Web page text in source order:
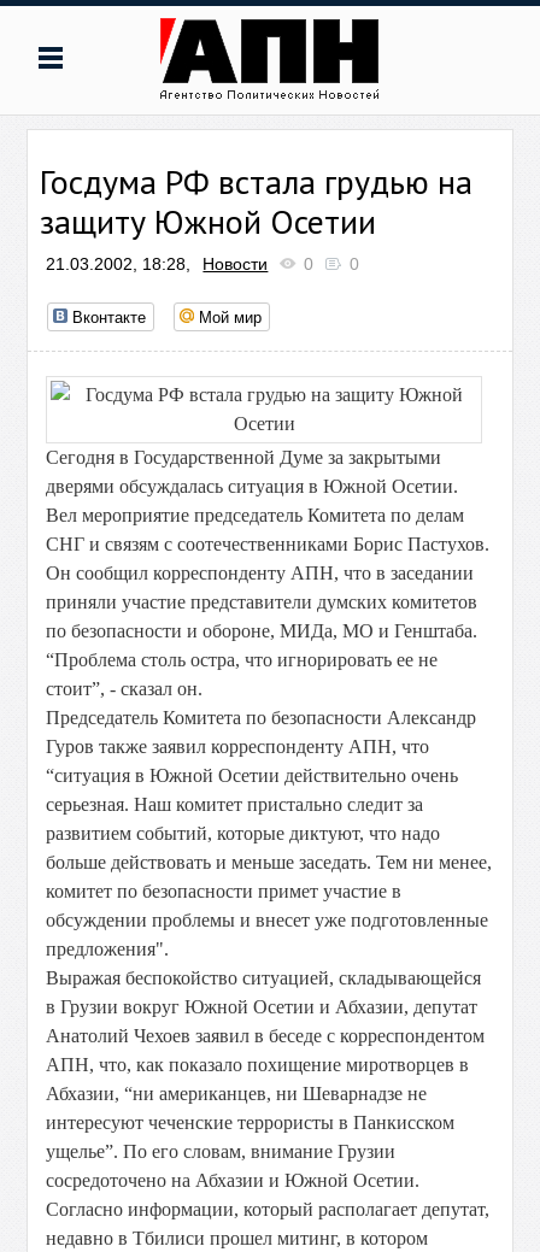
Госдума РФ встала грудью на
защиту Южной Осетии
21.03.2002, 18:28, Новости 0 0
Вконтакте Мой мир
Сегодня в Государственной Думе за закрытыми
дверями обсуждалась ситуация в Южной Осетии.
Вел мероприятие председатель Комитета по делам
СНГ и связям с соотечественниками Борис Пастухов.
Он сообщил корреспонденту АПН, что в заседании
приняли участие представители думских комитетов
по безопасности и обороне, МИДа, МО и Генштаба.
“Проблема столь остра, что игнорировать ее не
стоит”, - сказал он.
Председатель Комитета по безопасности Александр
Гуров также заявил корреспонденту АПН, что
“ситуация в Южной Осетии действительно очень
серьезная. Наш комитет пристально следит за
развитием событий, которые диктуют, что надо
больше действовать и меньше заседать. Тем ни менее,
комитет по безопасности примет участие в
обсуждении проблемы и внесет уже подготовленные
предложения".
Выражая беспокойство ситуацией, складывающейся
в Грузии вокруг Южной Осетии и Абхазии, депутат
Анатолий Чехоев заявил в беседе с корреспондентом
АПН, что, как показало похищение миротворцев в
Абхазии, “ни американцев, ни Шеварнадзе не
интересуют чеченские террористы в Панкисском
ущелье”. По его словам, внимание Грузии
сосредоточено на Абхазии и Южной Осетии.
Согласно информации, который располагает депутат,
недавно в Тбилиси прошел митинг, в котором